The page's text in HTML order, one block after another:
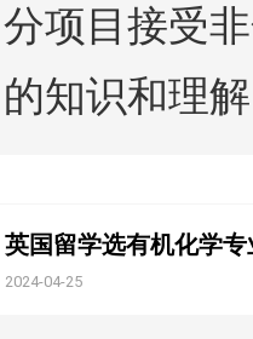
分项目接受
的知识和理解
英国留学选有机化学专
2024-04-25